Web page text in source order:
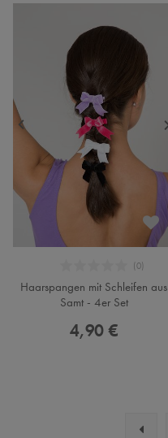
Haarspangen mit Schleifen aus
Samt - 4er Set
4,90 €